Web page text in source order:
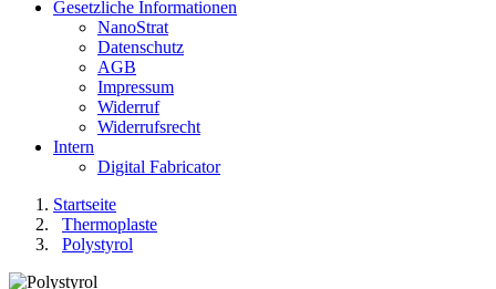
Gesetzliche Informationen
NanoStrat
Datenschutz
AGB
Impressum
Widerruf
Widerrufsrecht
Intern
Digital Fabricator
Startseite
Thermoplaste
Polystyrol